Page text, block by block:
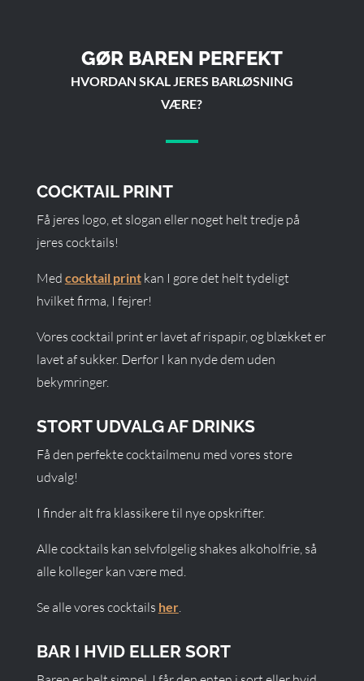
GØR BAREN PERFEKT
HVORDAN SKAL JERES BARLØSNING
VÆRE?
COCKTAIL PRINT
Få jeres logo, et slogan eller noget helt tredje på
jeres cocktails!
Med cocktail printkan I gøre det helt tydeligt
hvilket firma, I fejrer!
Vores cocktail print er lavet af rispapir, og blækket er
lavet af sukker. Derfor I kan nyde dem uden
bekymringer.
STORT UDVALG AF DRINKS
Få den perfekte cocktailmenu med vores store
udvalg!
I finder alt fra klassikere til nye opskrifter.
Alle cocktails kan selvfølgelig shakes alkoholfrie, så
alle kolleger kan være med.
Se alle vores cocktails her.
BAR I HVID ELLER SORT